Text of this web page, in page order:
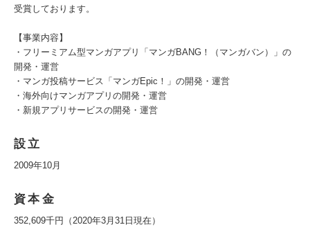
受賞しております。
【事業内容】
・フリーミアム型マンガアプリ「マンガBANG！（マンガバン）」の
開発・運営
・マンガ投稿サービス「マンガEpic！」の開発・運営
・海外向けマンガアプリの開発・運営
・新規アプリサービスの開発・運営
設立
2009年10月
資本金
352,609千円（2020年3月31日現在）